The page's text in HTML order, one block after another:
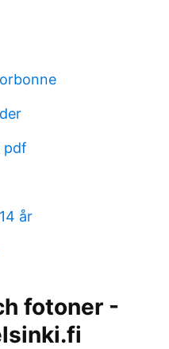
pdf
år
fotoner -